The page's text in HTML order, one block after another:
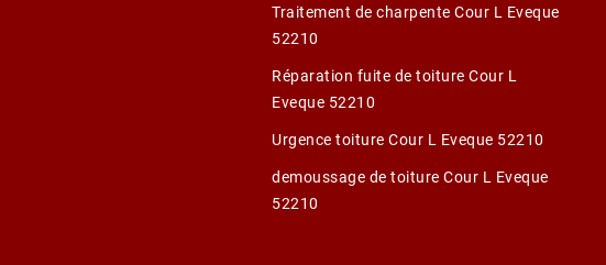
Traitement de charpente Cour L Eveque
52210
Réparation fuite de toiture Cour L
Eveque 52210
Urgence toiture Cour L Eveque 52210
demoussage de toiture Cour L Eveque
52210